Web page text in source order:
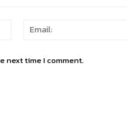
Name:
next time I comment.